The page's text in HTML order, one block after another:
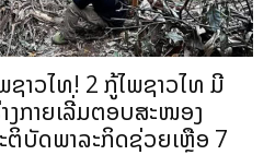
ຊາວໄທ! 2 ກູ້ໄພຊາວໄທ ມີ
ງກາຍເລີ່ມຕອບສະໜອງ
ຕິບັດພາລະກິດຊ່ວຍເຫຼືອ 7